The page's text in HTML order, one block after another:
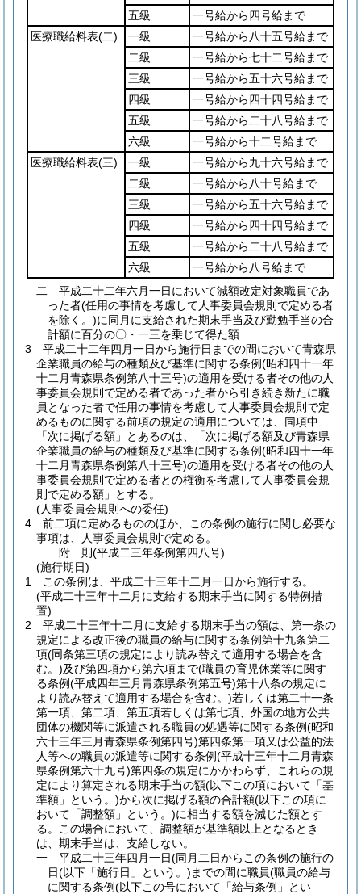
五級
一号給から四号給まで
医療職給料表(二) 一級
一号給から八十五号給まで
二級
一号給から七十二号給まで
三級
一号給から五十六号給まで
四級
一号給から四十四号給まで
五級
一号給から二十八号給まで
六級
一号給から十二号給まで
医療職給料表(三) 一級
一号給から九十六号給まで
二級
一号給から八十号給まで
三級
一号給から五十六号給まで
四級
一号給から四十四号給まで
五級
一号給から二十八号給まで
六級
一号給から八号給まで
二
平成二十二年六月一日において減額改定対象職員であ
った者(任用の事情を考慮して人事委員会規則で定める者
を除く。)に同月に支給された期末手当及び勤勉手当の合
計額に百分の〇・一三を乗じて得た額
3
平成二十二年四月一日から施行日までの間において青森県
企業職員の給与の種類及び基準に関する条例(昭和四十一年
十二月青森県条例第八十三号)の適用を受ける者その他の人
事委員会規則で定める者であった者から引き続き新たに職
員となった者で任用の事情を考慮して人事委員会規則で定
めるものに関する前項の規定の適用については、同項中
「次に掲げる額」とあるのは、「次に掲げる額及び青森県
企業職員の給与の種類及び基準に関する条例(昭和四十一年
十二月青森県条例第八十三号)の適用を受ける者その他の人
事委員会規則で定める者との権衡を考慮して人事委員会規
則で定める額」とする。
(人事委員会規則への委任)
4
前二項に定めるもののほか、この条例の施行に関し必要な
事項は、人事委員会規則で定める。
附 則(平成二三年条例第四八号)
(施行期日)
1
この条例は、平成二十三年十二月一日から施行する。
(平成二十三年十二月に支給する期末手当に関する特例措
置)
2
平成二十三年十二月に支給する期末手当の額は、第一条の
規定による改正後の職員の給与に関する条例第十九条第二
項(同条第三項の規定により読み替えて適用する場合を含
む。)及び第四項から第六項まで(職員の育児休業等に関す
る条例(平成四年三月青森県条例第五号)第十八条の規定に
より読み替えて適用する場合を含む。)若しくは第二十一条
第一項、第二項、第五項若しくは第七項、外国の地方公共
団体の機関等に派遣される職員の処遇等に関する条例(昭和
六十三年三月青森県条例第四号)第四条第一項又は公益的法
人等への職員の派遣等に関する条例(平成十三年十二月青森
県条例第六十九号)第四条の規定にかかわらず、これらの規
定により算定される期末手当の額(以下この項において「基
準額」という。)から次に掲げる額の合計額(以下この項に
おいて「調整額」という。)に相当する額を減じた額とす
る。
この場合において、調整額が基準額以上となるとき
は、期末手当は、支給しない。
一
平成二十三年四月一日(同月二日からこの条例の施行の
日(以下「施行日」という。) までの間に職員(職員の給与
に関する条例(以下この号において「給与条例」とい